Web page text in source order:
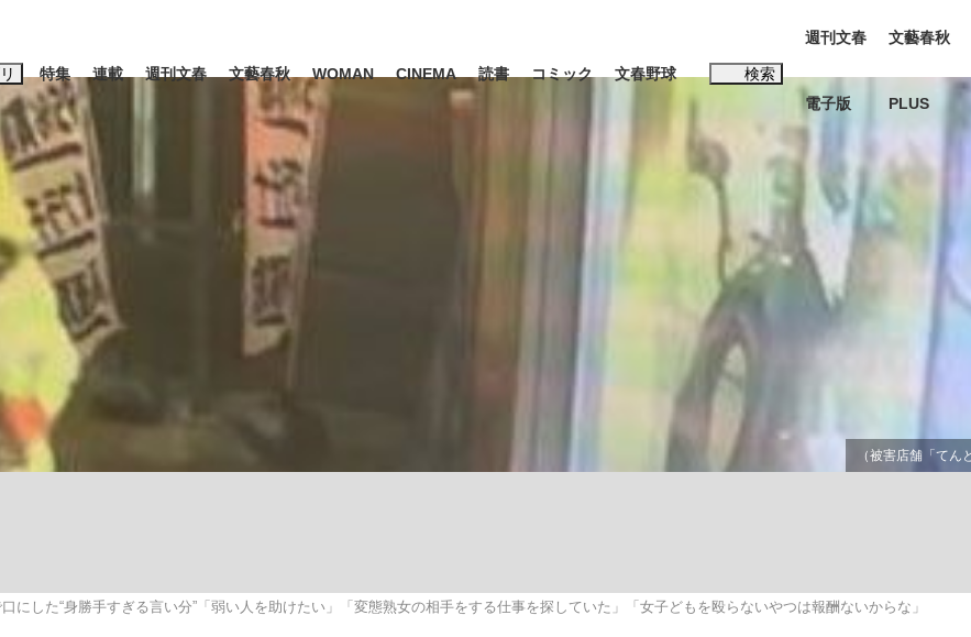
エンタメ
かした日本代表監督に...
特集 連載 週刊文春 文藝春秋 WOMAN CINEMA 読書 コミック 文春野球 検索
キーワード入力
ードタグ一覧
輝 #高市早苗 #森岡毅
和田武
週刊文春
電子版
文藝春秋
PLUS
にした“身勝手すぎる言い分”「弱い人を助けたい」「変態熟女の相手をする仕事を探していた」「女子どもを殴らないやつは報酬ないからな」